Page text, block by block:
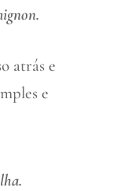
atrás e
e